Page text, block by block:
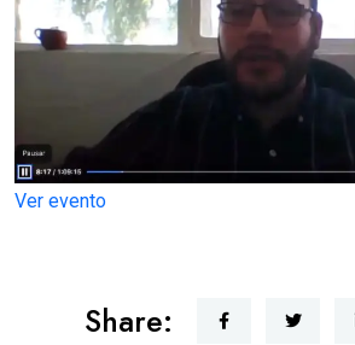
Ver evento
Share: